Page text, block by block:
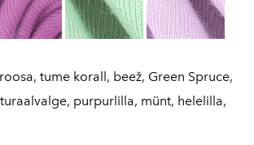
tume korall, beež, Green Spruce,
purpurlilla, münt, helelilla,